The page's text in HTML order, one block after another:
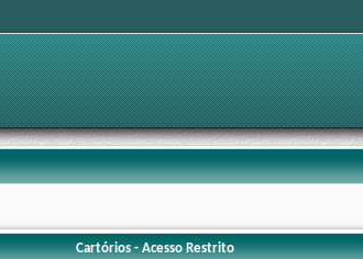
Cartórios - Acesso Restrito